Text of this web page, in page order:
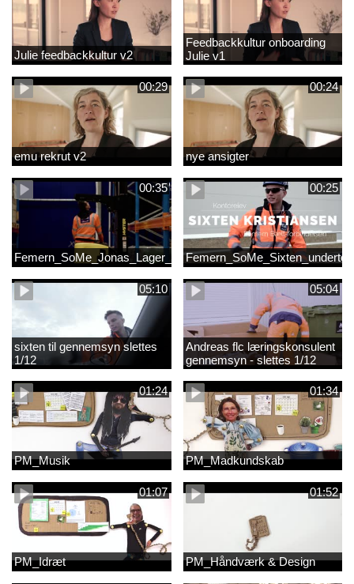
Julie feedbackkultur v2
Feedbackkultur onboarding
Julie v1
00:29
emu rekrut v2
00:24
nye ansigter
00:35
Femern_SoMe_Jonas_Lager_Undertekst
00:25
05:10
sixten til gennemsyn slettes
1/12
05:04
Andreas flc læringskonsulent
gennemsyn - slettes 1/12
01:24
PM_Musik
01:34
PM_Madkundskab
01:07
PM_Idræt
01:52
PM_Håndværk & Design